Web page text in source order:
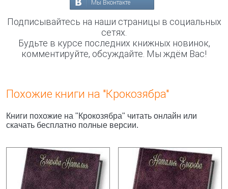
Мы Вконтакте
Подписывайтесь на наши страницы в социальных
сетях.
Будьте в курсе последних книжных новинок,
комментируйте, обсуждайте. Мы ждём Вас!
Похожие книги на "Крокозябра"
Книги похожие на "Крокозябра" читать онлайн или
скачать бесплатно полные версии.